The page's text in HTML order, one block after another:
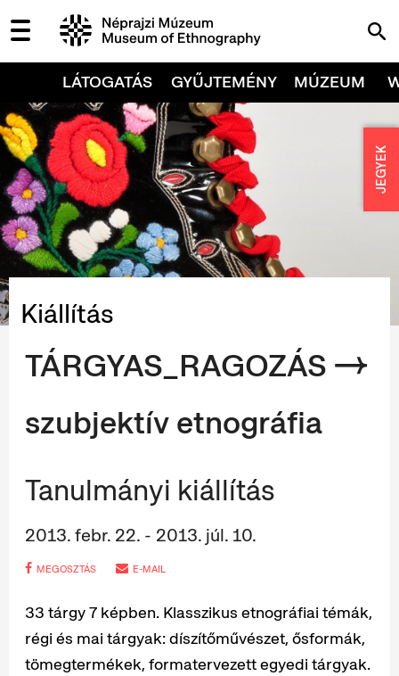
LÁTOGATÁS GYŰJTEMÉNY MÚZEUM
Kiállítás
TÁRGYAS_RAGOZÁS →
szubjektív etnográfia
Tanulmányi kiállítás
2013. febr. 22. - 2013. júl. 10.
MEGOSZTÁS E-MAIL
33 tárgy 7 képben. Klasszikus etnográfiai témák,
régi és mai tárgyak: díszítőművészet, ősformák,
tömegtermékek, formatervezett egyedi tárgyak.
JEGYEK